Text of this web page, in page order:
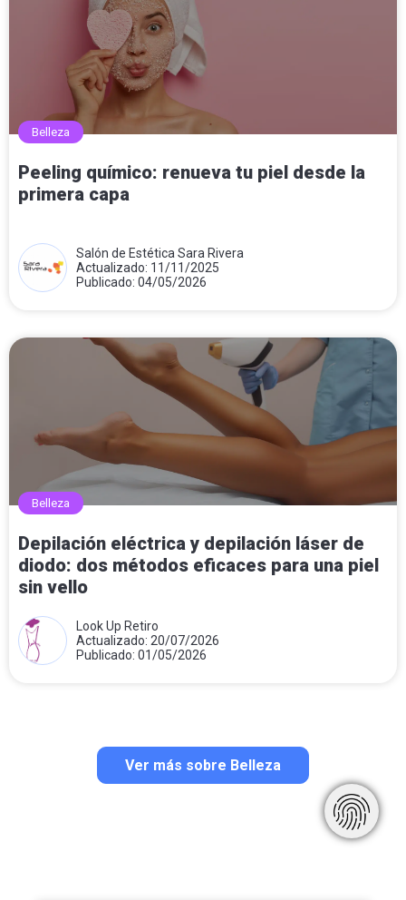
Belleza
Peeling químico: renueva tu piel desde la
primera capa
Salón de Estética Sara Rivera
Actualizado: 11/11/2025
Publicado: 04/05/2026
Belleza
Depilación eléctrica y depilación láser de
diodo: dos métodos eficaces para una piel
sin vello
Look Up Retiro
Actualizado: 20/07/2026
Publicado: 01/05/2026
Ver más sobre Belleza